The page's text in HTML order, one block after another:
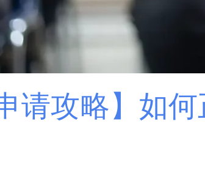
请攻略】如